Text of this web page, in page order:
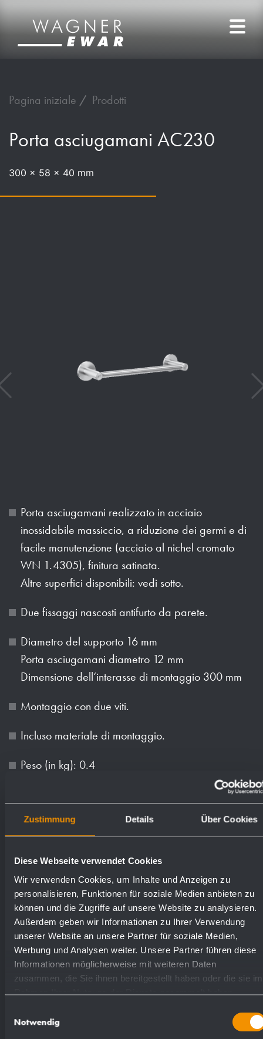
Zustimmung Details Über Cookies
Diese Webseite verwendet Cookies
Wir verwenden Cookies, um Inhalte und Anzeigen zu
personalisieren, Funktionen für soziale Medien anbieten zu
können und die Zugriffe auf unsere Website zu analysieren.
Außerdem geben wir Informationen zu Ihrer Verwendung
unserer Website an unsere Partner für soziale Medien,
Werbung und Analysen weiter. Unsere Partner führen diese
Informationen möglicherweise mit weiteren Daten
zusammen, die Sie ihnen bereitgestellt haben oder die sie im
Rahmen Ihrer Nutzung der Dienste gesammelt haben.
Notwendig
Pagina iniziale Prodotti
Porta asciugamani AC230
300 x 58 x 40 mm
Porta asciugamani realizzato in acciaio
inossidabile massiccio, a riduzione dei germi e di
facile manutenzione (acciaio al nichel cromato
WN 1.4305), finitura satinata.
Altre superfici disponibili: vedi sotto.
Due fissaggi nascosti antifurto da parete.
Diametro del supporto 16 mm
Porta asciugamani diametro 12 mm
Dimensione dell‘interasse di montaggio 300 mm
Montaggio con due viti.
Incluso materiale di montaggio.
Peso (in kg): 0.4
Superfici disponibili Numeri d'ordine
734230
Proposte di testo per il capitolato:
inossidabile massiccio (acciaio al nichel